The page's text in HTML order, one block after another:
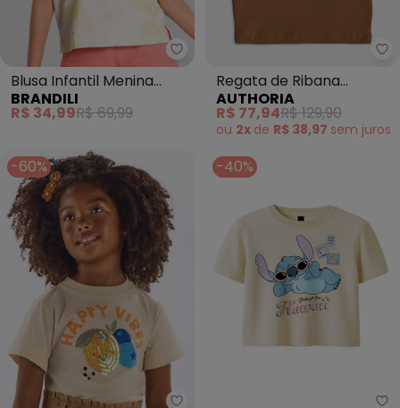
Brandili - Blusa Infantil Menina
Blusa Infantil Menina
Estampa Tropical
(Natural)
BRANDILI
R$ 34,99R$ 69,99
Regata de Ribana
Caramelo (Bege)
AUTHORIA
R$ 77,94R$ 129,90
ou 2x de R$ 38,97 sem juros
-60% -40%